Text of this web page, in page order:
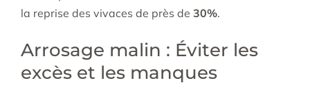
la reprise des vivaces de près de 30%.
Arrosage malin : Éviter les
excès et les manques